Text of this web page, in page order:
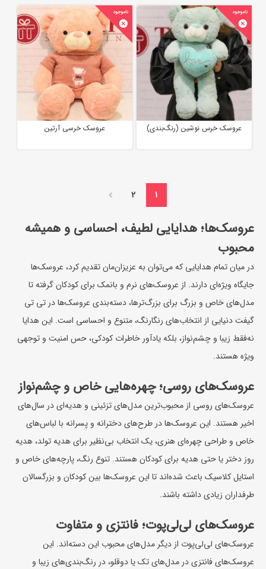
عروسک خرس نوشین (رنگ‌بندی) عروسک خرسی آرتین
1
2
عروسک‌ها؛ هدایایی لطیف، احساسی و همیشه
محبوب
در میان تمام هدایایی که می‌توان به عزیزان‌مان تقدیم کرد، عروسک‌ها
جایگاه ویژه‌ای دارند. از عروسک‌های نرم و بانمک برای کودکان گرفته تا
مدل‌های خاص و بزرگ برای بزرگ‌ترها، دسته‌بندی عروسک‌ها در تی تی
گیفت دنیایی از انتخاب‌های رنگارنگ، متنوع و احساسی است. این هدایا
نه‌فقط زیبا و چشم‌نواز، بلکه یادآور خاطرات کودکی، حس امنیت و توجهی
ویژه هستند.
عروسک‌های روسی؛ چهره‌هایی خاص و چشم‌نواز
عروسک‌های روسی از محبوب‌ترین مدل‌های تزئینی و هدیه‌ای در سال‌های
اخیر هستند. این عروسک‌ها در طرح‌های دخترانه و پسرانه با لباس‌های
خاص و طراحی چهره‌ای هنری، یک انتخاب بی‌نظیر برای هدیه تولد،هدیه
روز دختر یا حتی هدیه برای کودکان هستند. تنوع رنگ، پارچه‌های خاص و
استایل کلاسیک باعث شده‌اند تا این عروسک‌ها بین کودکان و بزرگسالان
طرفداران زیادی داشته باشند.
عروسک‌های لی‌لی‌پوت؛ فانتزی و متفاوت
عروسک‌های لی‌لی‌پوت از دیگر مدل‌های محبوب این دسته‌اند. این
عروسک‌های فانتزی در مدل‌های تک یا دوقلو، در رنگ‌بندی‌های زیبا و